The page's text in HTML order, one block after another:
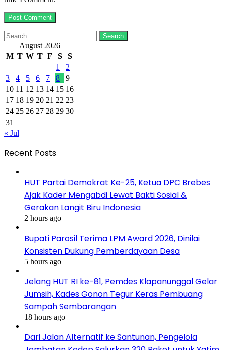
Search
for: August 2026
M T W T F S
S
1
2
3
4 5 6 7 8
9
10 11 12 13 14 15 16
17 18 19 20 21 22 23
24 25 26 27 28 29 30
31
« Jul
Recent Posts
HUT Partai Demokrat Ke-25, Ketua DPC Brebes
Ajak Kader Mengabdi Lewat Bakti Sosial &
Gerakan Langit Biru Indonesia
2 hours ago
Bupati Parosil Terima LPM Award 2026, Dinilai
Konsisten Dukung Pemberdayaan Desa
5 hours ago
Jelang HUT RI ke-81, Pemdes Klapanunggal Gelar
Jumsih, Kades Gonon Tegur Keras Pembuang
Sampah Sembarangan
18 hours ago
Dari Jalan Alternatif ke Santunan, Pengelola